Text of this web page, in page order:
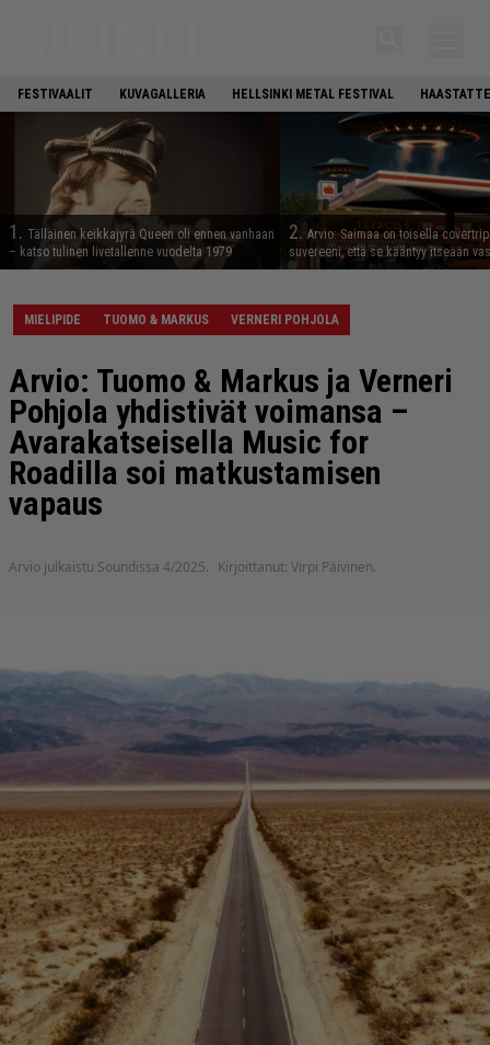
FESTIVAALIT KUVAGALLERIA HELLSINKI METAL FESTIVAL
1. Tällainen keikkajyrä Queen oli ennen vanhaan
– katso tulinen livetallenne vuodelta 1979
2. Arvio: Saimaa on toisella
suvereeni, että se kääntyy itseään
MIELIPIDE TUOMO & MARKUS VERNERI POHJOLA
Arvio: Tuomo & Markus ja Verneri
Pohjola yhdistivät voimansa –
Avarakatseisella Music for
Roadilla soi matkustamisen
vapaus
Arvio julkaistu Soundissa 4/2025. Kirjoittanut: Virpi Päivinen.